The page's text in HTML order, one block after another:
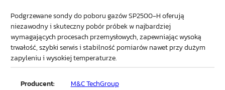
Podgrzewane sondy do poboru gazów SP2500‑H oferują
niezawodny i skuteczny pobór próbek w najbardziej
wymagających procesach przemysłowych, zapewniając wysoką
trwałość, szybki serwis i stabilność pomiarów nawet przy dużym
zapyleniu i wysokiej temperaturze.
Producent: M&C TechGroup